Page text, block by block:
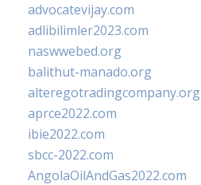
advocatevijay.com
adlibilimler2023.com
naswwebed.org
balithut-manado.org
alteregotradingcompany.org
aprce2022.com
ibie2022.com
sbcc-2022.com
AngolaOilAndGas2022.com